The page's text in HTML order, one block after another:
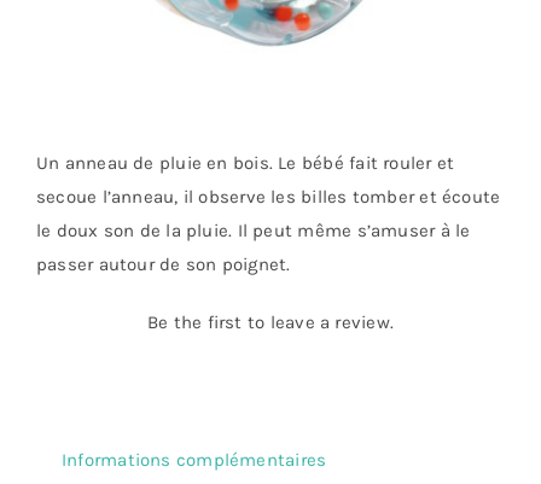
Un anneau de pluie en bois. Le bébé fait rouler et
secoue l’anneau, il observe les billes tomber et écoute
le doux son de la pluie. Il peut même s’amuser à le
passer autour de son poignet.
Be the first to leave a review.
Informations complémentaires